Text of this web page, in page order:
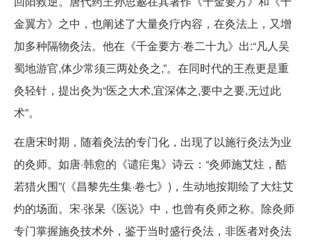
金翼方》之中，也阐述了大量灸疗内容，在灸法上，又增
加多种隔物灸法。他在《千金要方·卷二十九》出:“凡人吴
蜀地游官,体少常须三两处灸之,”。在同时代的王焘更是重
灸轻针，提出灸为“医之大术,宜深体之,要中之要,无过此
术”。
在唐宋时期，随着灸法的专门化，出现了以施行灸法为业
的灸师。如唐·韩愈的《谴疟鬼》诗云：“灸师施艾炷，酷
若猎火围”(《昌黎先生集·卷七》)，生动地按期绘了大炷艾
灼的场面。宋·张杲《医说》中，也曾有灸师之称。除灸师
专门掌握施灸技术外，鉴于当时盛行灸法，非医者对灸法